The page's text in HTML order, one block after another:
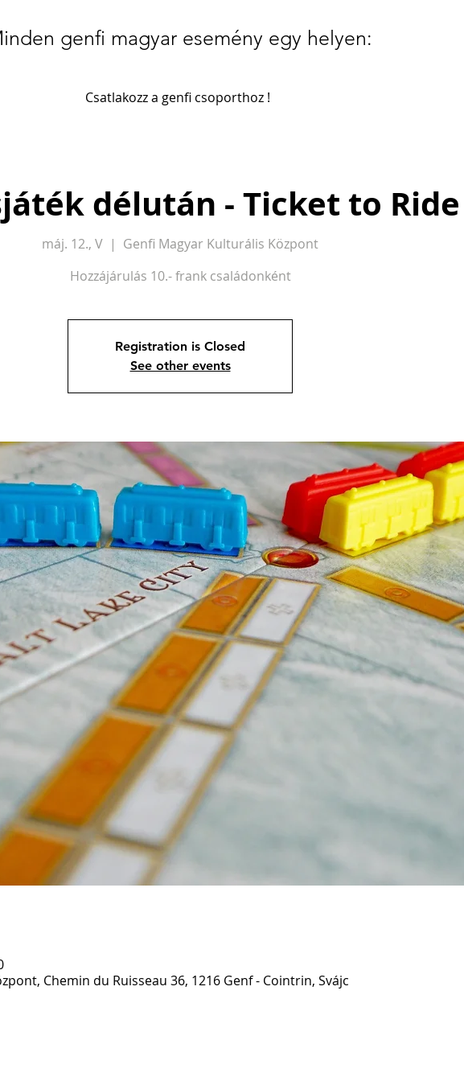
genfi magyar esemény egy helyen:
Csatlakozz a genfi csoporthoz !
délután - Ticket to Ride
máj. 12., V
  |
Genfi Magyar Kulturális Központ
Hozzájárulás 10.- frank családonként
Registration is Closed
See other events
Chemin du Ruisseau 36, 1216 Genf - Cointrin, Svájc